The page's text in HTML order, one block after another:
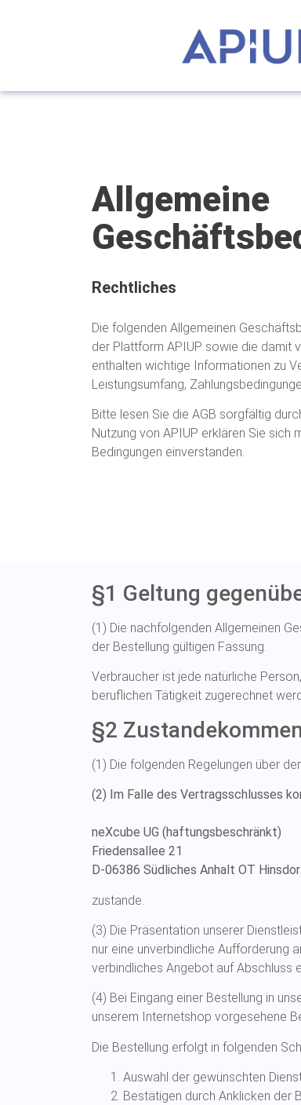
Allgemeine
Rechtliches
Die folgenden Allgemeinen
der Plattform APIUP sowie die damit
enthalten wichtige Informationen zu
Leistungsumfang,
Bitte lesen Sie die AGB sorgfältig
Nutzung von APIUP erklären Sie sich
Bedingungen einverstanden.
§1 Geltung
(1) Die nachfolgenden Allgemeinen
der Bestellung gültigen Fassung.
Verbraucher ist jede natürliche
beruflichen Tätigkeit zugerechnet
§2
(1) Die folgenden Regelungen über
(2) Im Falle des Vertragsschlusses
neXcube UG (haftungsbeschränkt)
Friedensallee 21
D-06386 Südliches Anhalt OT
zustande.
(3) Die Präsentation unserer
nur eine unverbindliche Aufforderung
verbindliches Angebot auf Abschluss
(4) Bei Eingang einer Bestellung in
unserem Internetshop vorgesehene
Die Bestellung erfolgt in folgenden
Auswahl der gewünschten
Bestätigen durch Anklicken der